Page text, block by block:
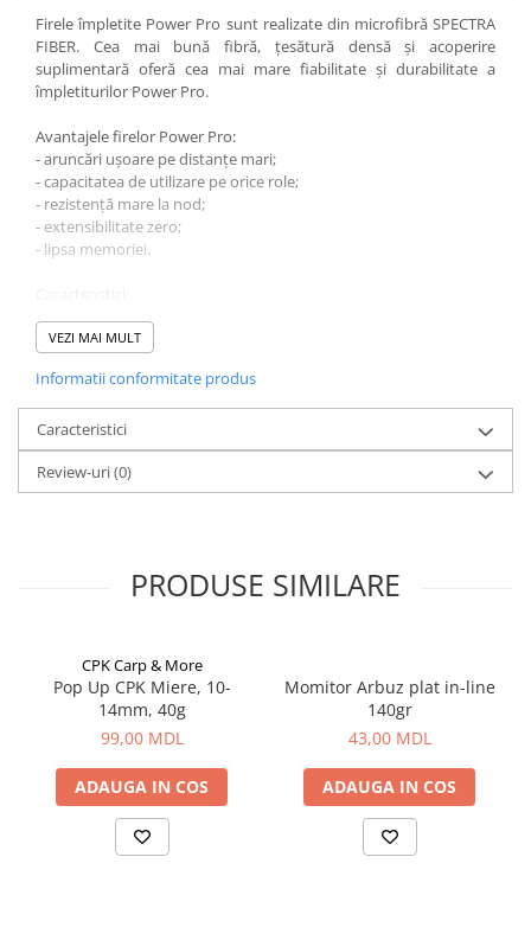
Penare
Altele
Rucsac
Accesorii conexe pescuit
Cântare
Instrumente
Ochelari
Barci, sonare
Sonare
Aragazuri, incalzitoare
Corturi, Pavilioane
Frigidere
Umbrele
Imbracaminte, incaltaminte
Imbracaminte
Incaltaminte
Pescuit la Fitofag
Firele împletite Power Pro sunt realizate din microfibră SPECTRA
FIBER. Cea mai bună fibră, țesătură densă și acoperire
suplimentară oferă cea mai mare fiabilitate și durabilitate a
împletiturilor Power Pro.
Avantajele firelor Power Pro:
- aruncări ușoare pe distanțe mari;
- capacitatea de utilizare pe orice role;
- rezistență mare la nod;
- extensibilitate zero;
- lipsa memoriei.
Diametru (mm): 0,20
Lungime: 125 m
Culoare verde
VEZI MAI MULT
Informatii conformitate produs
Caracteristici
Review-uri(0)
PRODUSE SIMILARE
CPK Carp & More
Pop Up CPK Miere, 10-
14mm, 40g
99,00 MDL
ADAUGA IN COS
Momitor Arbuz plat in-line
140gr
43,00 MDL
ADAUGA IN COS